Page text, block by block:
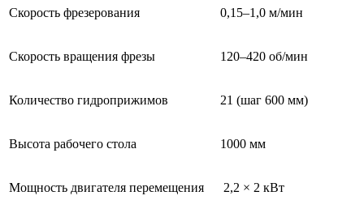
Скорость фрезерования 0,15–1,0 м/мин
Скорость вращения фрезы 120–420 об/мин
Количество гидроприжимов 21 (шаг 600 мм)
Высота рабочего стола 1000 мм
Мощность двигателя перемещения 2,2 × 2 кВт